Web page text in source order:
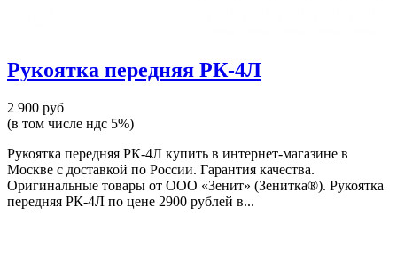
Рукоятка передняя РК-4Л
2 900 руб
(в том числе ндс 5%)
Рукоятка передняя РК-4Л купить в интернет-магазине в
Москве с доставкой по России. Гарантия качества.
Оригинальные товары от ООО «Зенит» (Зенитка®). Рукоятка
передняя РК-4Л по цене 2900 рублей в...